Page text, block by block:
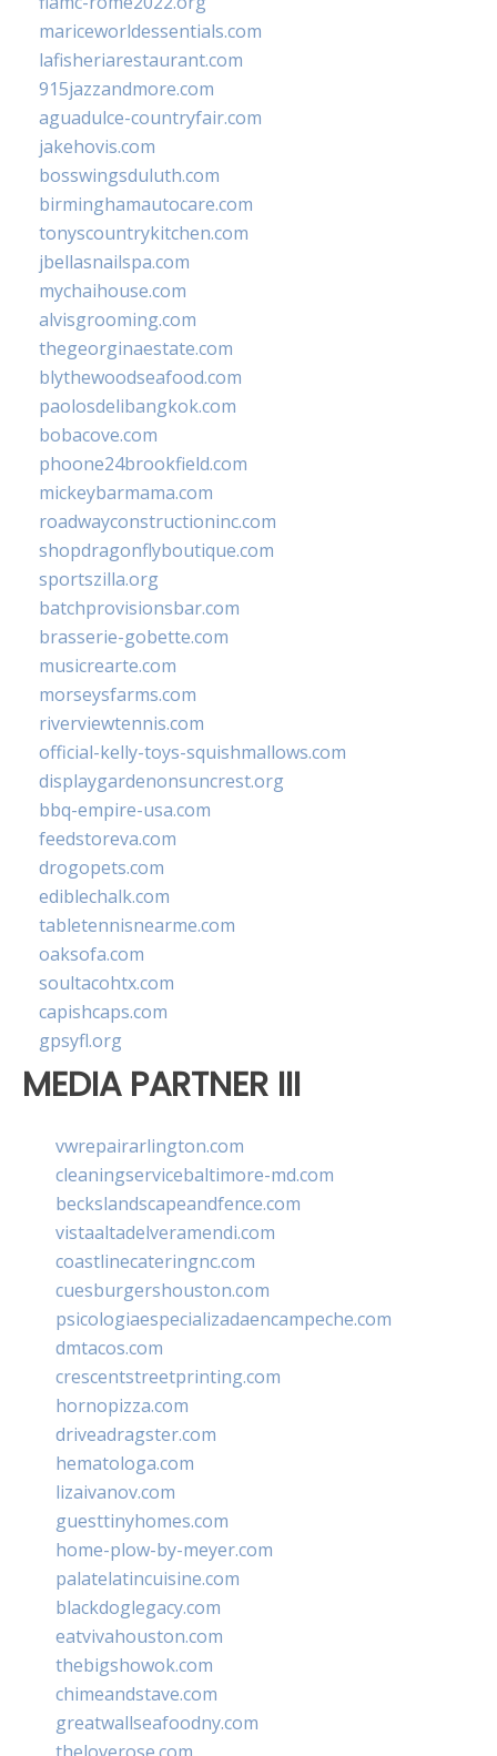
mariceworldessentials.com
lafisheriarestaurant.com
915jazzandmore.com
aguadulce-countryfair.com
jakehovis.com
bosswingsduluth.com
birminghamautocare.com
tonyscountrykitchen.com
jbellasnailspa.com
mychaihouse.com
alvisgrooming.com
thegeorginaestate.com
blythewoodseafood.com
paolosdelibangkok.com
bobacove.com
phoone24brookfield.com
mickeybarmama.com
roadwayconstructioninc.com
shopdragonflyboutique.com
sportszilla.org
batchprovisionsbar.com
brasserie-gobette.com
musicrearte.com
morseysfarms.com
riverviewtennis.com
official-kelly-toys-squishmallows.com
displaygardenonsuncrest.org
bbq-empire-usa.com
feedstoreva.com
drogopets.com
ediblechalk.com
tabletennisnearme.com
oaksofa.com
soultacohtx.com
capishcaps.com
gpsyfl.org
MEDIA PARTNER III
vwrepairarlington.com
cleaningservicebaltimore-md.com
beckslandscapeandfence.com
vistaaltadelveramendi.com
coastlinecateringnc.com
cuesburgershouston.com
psicologiaespecializadaencampeche.com
dmtacos.com
crescentstreetprinting.com
hornopizza.com
driveadragster.com
hematologa.com
lizaivanov.com
guesttinyhomes.com
home-plow-by-meyer.com
palatelatincuisine.com
blackdoglegacy.com
eatvivahouston.com
thebigshowok.com
chimeandstave.com
greatwallseafoodny.com